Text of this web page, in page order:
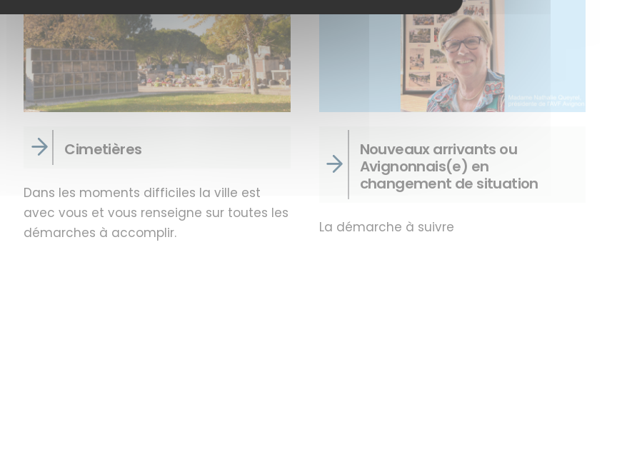
Cimetières
Dans les moments difficiles la ville est
avec vous et vous renseigne sur toutes les
démarches à accomplir.
Nouveaux arrivants ou
Avignonnais(e) en
changement de situation
La démarche à suivre